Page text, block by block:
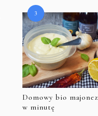
Domowy bio majonez
w minutę